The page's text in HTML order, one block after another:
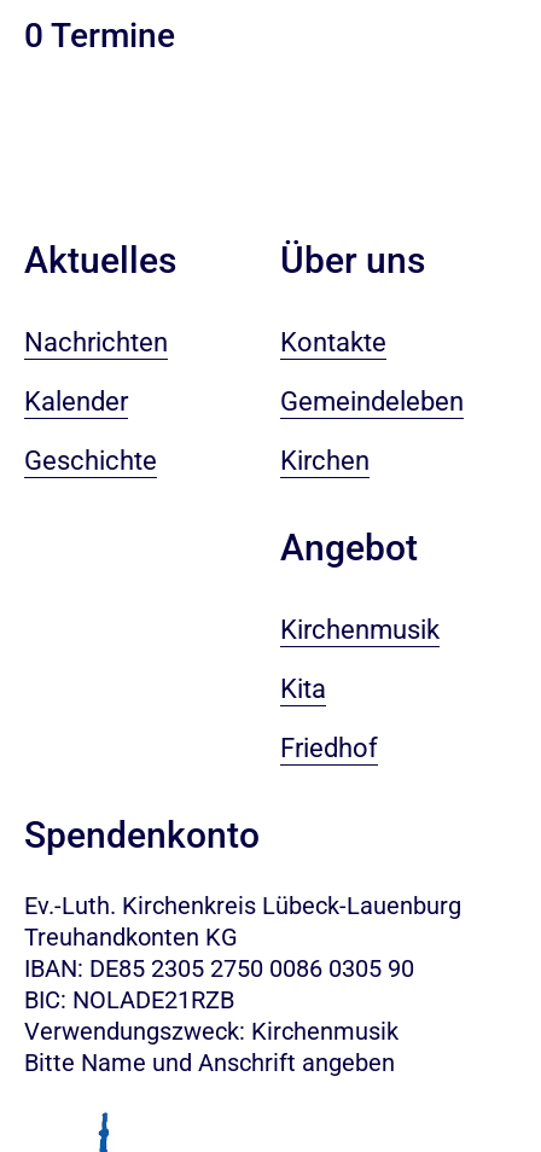
0 Termine
Aktuelles
Nachrichten
Kalender
Geschichte
Über uns
Kontakte
Gemeindeleben
Kirchen
Angebot
Kirchenmusik
Kita
Friedhof
Spendenkonto
Ev.-Luth. Kirchenkreis Lübeck-Lauenburg
Treuhandkonten KG
IBAN: DE85 2305 2750 0086 0305 90
BIC: NOLADE21RZB
Verwendungszweck: Kirchenmusik
Bitte Name und Anschrift angeben